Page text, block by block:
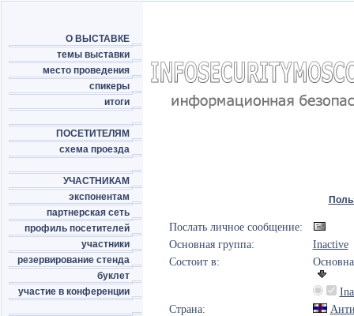
О ВЫСТАВКЕ
темы выставки
место проведения
спикеры
итоги
ПОСЕТИТЕЛЯМ
схема проезда
УЧАСТНИКАМ
экспонентам
партнерская сеть
профиль посетителей
участники
резервирование стенда
буклет
участие в конференции
Послать личное сообщение:
Основная группа:
Inactive
Состоит в:
Страна: